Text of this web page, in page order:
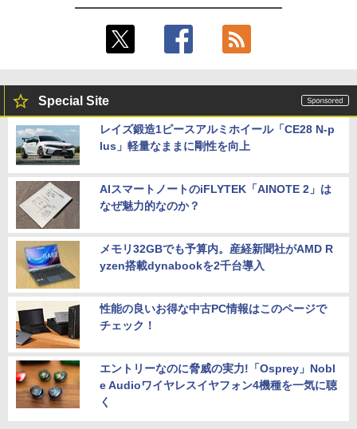
Special Site
レイズ鍛造1ピースアルミホイール「CE28 N-p
lus」軽量なままに剛性を向上
AIスマートノートのiFLYTEK「AINOTE 2」は
なぜ魅力的なのか？
メモリ32GBでも予算内。産経新聞社がAMD R
yzen搭載dynabookを2千台導入
性能の良いお得な中古PC情報はこのページで
チェック！
エントリーなのに脅威の実力!「Osprey」Nobl
e Audioワイヤレスイヤフォン4機種を一気に聴
く